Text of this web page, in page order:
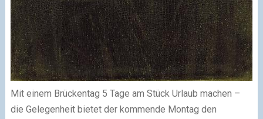
Mit einem Brückentag 5 Tage am Stück Urlaub machen –
die Gelegenheit bietet der kommende Montag den